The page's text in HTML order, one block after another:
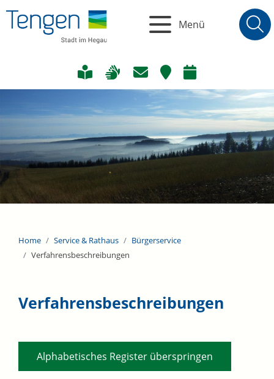
Menü
Home Service & Rathaus
Bürgerservice
Verfahrensbeschreibungen
Verfahrensbeschreibungen
Alphabetisches Register überspringen